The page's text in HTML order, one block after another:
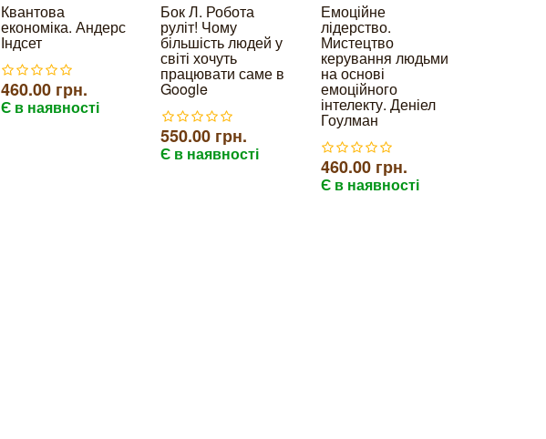
Квантова
економіка. Андерс
Індсет
460.00 грн.
Є в наявності
Бок Л. Робота
руліт! Чому
більшість людей у
світі хочуть
працювати саме в
Google
550.00 грн.
Є в наявності
Емоційне
лідерство.
Мистецтво
керування людьми
на основі
емоційного
інтелекту. Деніел
Гоулман
460.00 грн.
Є в наявності